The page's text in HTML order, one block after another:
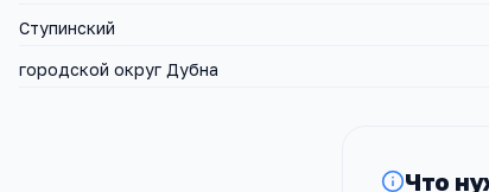
Ступинский
городской округ Дубна
Что